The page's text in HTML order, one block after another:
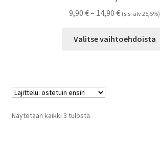
9,90 €– 14,90 €Hintaluokka:
-
(sis. alv 25,5%)
Valitse vaihtoehdoista
Näytetään kaikki 3 tulostaSuosituimmat